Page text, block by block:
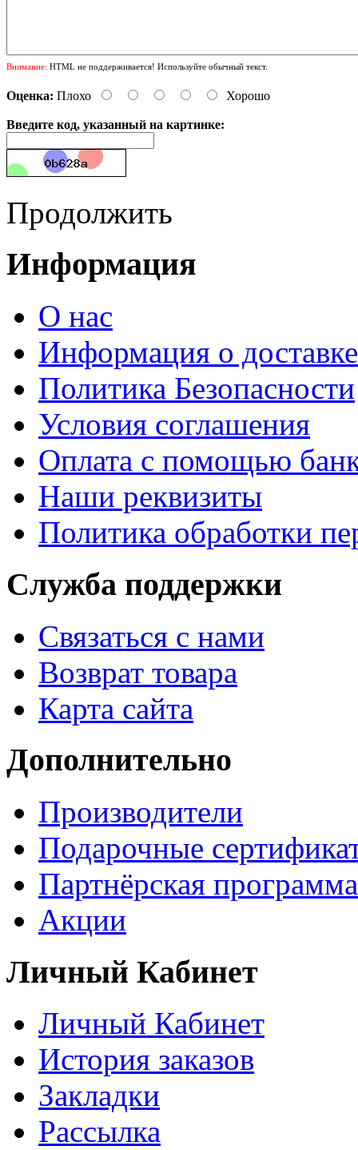
Внимание: HTML не поддерживается! Используйте обычный текст.
Оценка: Плохо Хорошо
Введите код, указанный на картинке:
Продолжить
Информация
О нас
Информация о доставке
Политика Безопасности
Условия соглашения
Оплата с помощью
Наши реквизиты
Политика обработки
Служба поддержки
Связаться с нами
Возврат товара
Карта сайта
Дополнительно
Производители
Подарочные
Партнёрская программа
Акции
Личный Кабинет
Личный Кабинет
История заказов
Закладки
Рассылка